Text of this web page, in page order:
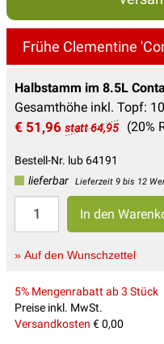
Frühe Clementine
Halbstamm im 8.5L
Gesamthöhe inkl. Topf:
€ 51,96 statt 64,95 (20%
Bestell-Nr. lub 64191
lieferbar
Lieferzeit 9 bis 12
» Auf den Wunschzettel
5% Mengenrabatt ab 3 Stück
Preise inkl. MwSt.
Versandkosten € 0,00